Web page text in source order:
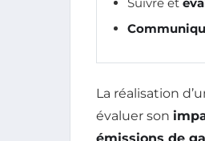
Suivre et
La réalisation
évaluer son